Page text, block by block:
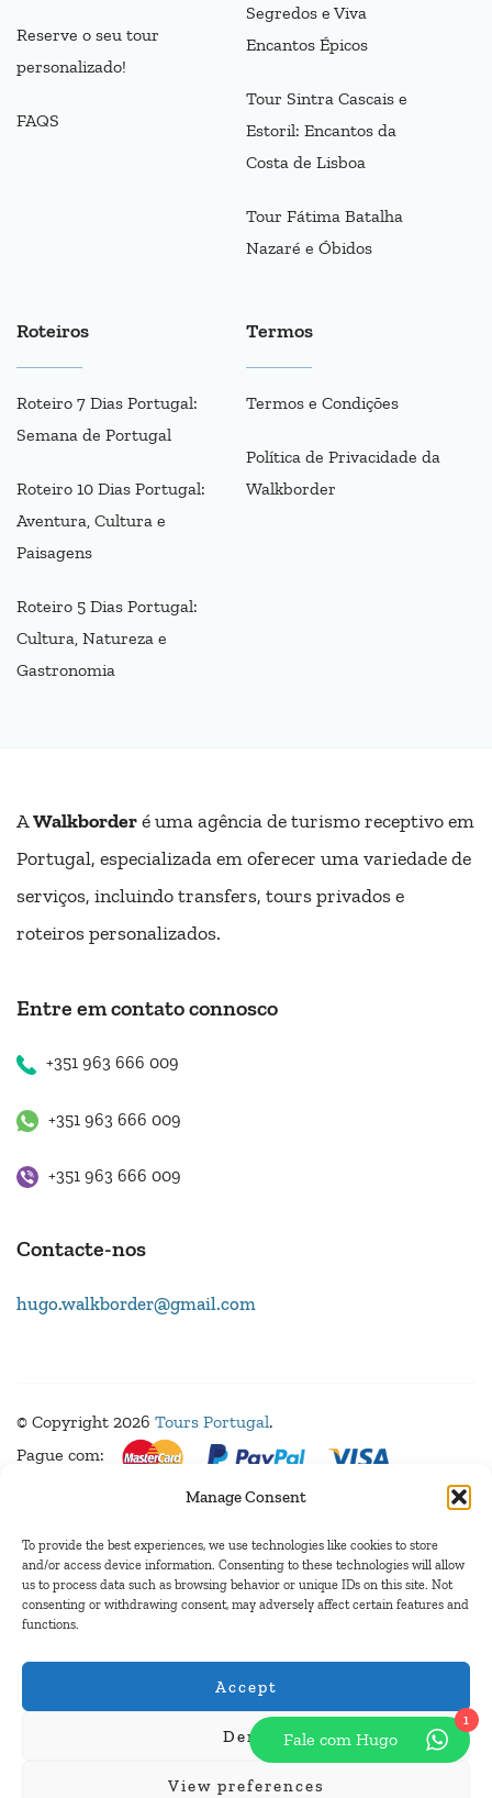
Manage Consent
To provide the best experiences, we use technologies like cookies to store
and/or access device information. Consenting to these technologies will allow
us to process data such as browsing behavior or unique IDs on this site. Not
consenting or withdrawing consent, may adversely affect certain features and
functions.
Accept
Deny
View preferences
Reserve o seu tour
personalizado!
FAQS
Segredos e Viva
Encantos Épicos
Tour Sintra Cascais e
Estoril: Encantos da
Costa de Lisboa
Tour Fátima Batalha
Nazaré e Óbidos
Roteiros
Roteiro 7 Dias Portugal:
Semana de Portugal
Roteiro 10 Dias Portugal:
Aventura, Cultura e
Paisagens
Roteiro 5 Dias Portugal:
Cultura, Natureza e
Gastronomia
Termos
Termos e Condições
Política de Privacidade da
Walkborder
AWalkborderé uma agência de turismo receptivo em
Portugal, especializada em oferecer uma variedade de
serviços, incluindo transfers, tours privados e
roteiros personalizados.
Entre em contato connosco
+351 963 666 009
+351 963 666 009
+351 963 666 009
Contacte-nos
hugo.walkborder@gmail.com
© Copyright 2026 Tours Portugal.
Pague com:
1
Fale com Hugo